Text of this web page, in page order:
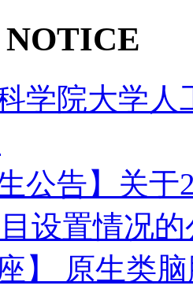
学院大学人
生公告】关
设置情况的
座】 原生类